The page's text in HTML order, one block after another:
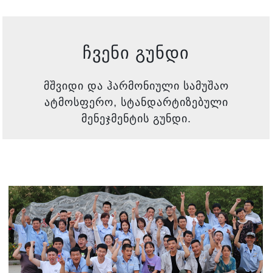
ჩვენი გუნდი
მშვიდი და ჰარმონიული სამუშაო
ატმოსფერო, სტანდარტიზებული
მენეჯმენტის გუნდი.